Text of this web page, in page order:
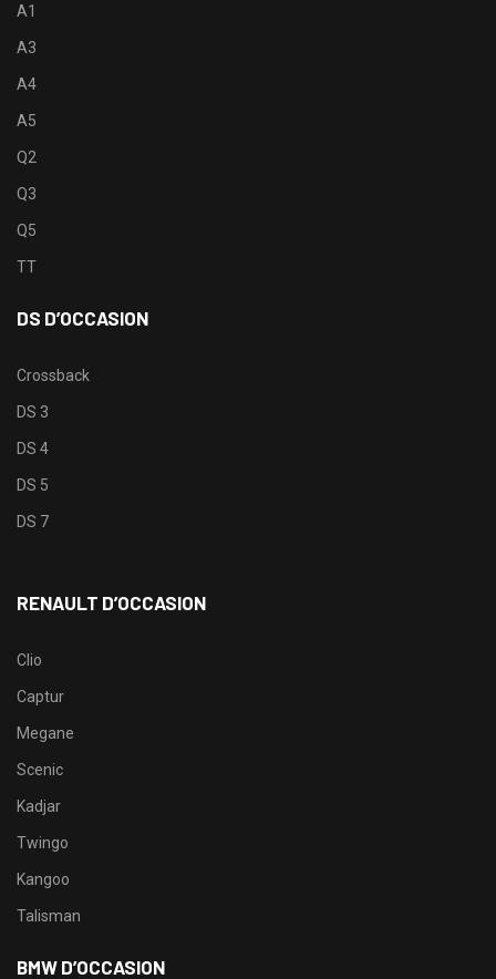
A1
A3
A4
A5
Q2
Q3
Q5
TT
DS D’OCCASION
Crossback
DS 3
DS 4
DS 5
DS 7
RENAULT D’OCCASION
Clio
Captur
Megane
Scenic
Kadjar
Twingo
Kangoo
Talisman
BMW D’OCCASION